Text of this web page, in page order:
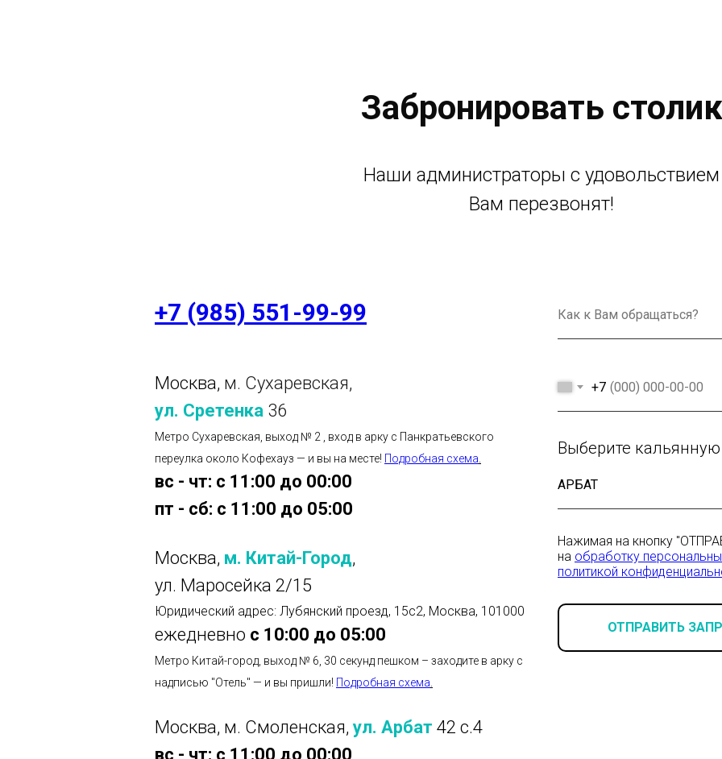
Забронировать столик
Наши администраторы с удовольствием
Вам перезвонят!
+7 (985) 551-99-99
Москва, м. Сухаревская,
ул. Сретенка 36
Метро Сухаревская, выход № 2 , вход в арку с Панкратьевского
переулка около Кофехауз — и вы на месте! Подробная схема
вс - чт: с 11:00 до 00:00
пт - сб: с 11:00 до 05:00
Москва, м. Китай-Город,
ул. Маросейка 2/15
Юридический адрес: Лубянский проезд, 15с2, Москва, 101000
ежедневно с 10:00 до 05:00
Метро Китай-город, выход № 6, 30 секунд пешком – заходите в арку с
надписью "Отель" — и вы пришли! Подробная схема
Москва, м. Смоленская,ул. Арбат 42 с.4
вс - чт: с 11:00 до 00:00
+7
Выберите кальянную
Нажимая на кнопку
на обработку
политикой
ОТПРАВИТЬ